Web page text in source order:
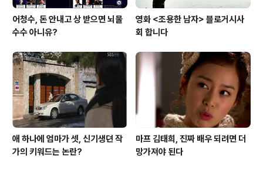
어청수, 돈 안내고 상 받으면 뇌물
수수 아니유?
영화 <조용한 남자> 블로거시사
회 합니다
애 하나에 엄마가 셋, 신기생뎐 작
가의 키워드는 논란?
마프 김태희, 진짜 배우 되려면 더
망가져야 된다